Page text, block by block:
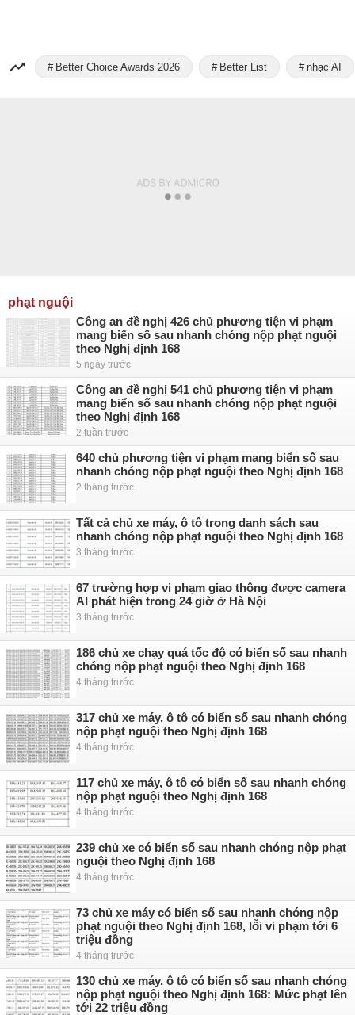
Better Choice Awards 2026 Better List nhạc AI
phạt nguội
Công an đề nghị 426 chủ phương tiện vi phạm
mang biển số sau nhanh chóng nộp phạt nguội
theo Nghị định 168
5 ngày trước
Công an đề nghị 541 chủ phương tiện vi phạm
mang biển số sau nhanh chóng nộp phạt nguội
theo Nghị định 168
2 tuần trước
640 chủ phương tiện vi phạm mang biển số sau
nhanh chóng nộp phạt nguội theo Nghị định 168
2 tháng trước
Tất cả chủ xe máy, ô tô trong danh sách sau
nhanh chóng nộp phạt nguội theo Nghị định 168
3 tháng trước
67 trường hợp vi phạm giao thông được camera
AI phát hiện trong 24 giờ ở Hà Nội
3 tháng trước
186 chủ xe chạy quá tốc độ có biển số sau nhanh
chóng nộp phạt nguội theo Nghị định 168
4 tháng trước
317 chủ xe máy, ô tô có biển số sau nhanh chóng
nộp phạt nguội theo Nghị định 168
4 tháng trước
117 chủ xe máy, ô tô có biển số sau nhanh chóng
nộp phạt nguội theo Nghị định 168
4 tháng trước
239 chủ xe có biển số sau nhanh chóng nộp phạt
nguội theo Nghị định 168
4 tháng trước
73 chủ xe máy có biển số sau nhanh chóng nộp
phạt nguội theo Nghị định 168, lỗi vi phạm tới 6
triệu đồng
4 tháng trước
130 chủ xe máy, ô tô có biển số sau nhanh chóng
nộp phạt nguội theo Nghị định 168: Mức phạt lên
tới 22 triệu đồng